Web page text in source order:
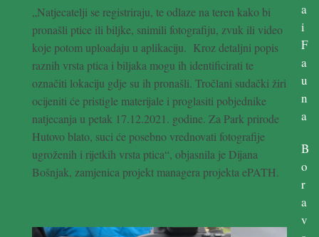
„Natjecatelji se registriraju, te odlaze na teren kako bi
pronašli ptice ili biljke, snimili fotografiju, zvuk ili video
koje potom uploadaju u aplikaciju. Kroz detaljni popis
raznih vrsta ptica i biljaka mogu ih identificirati te
označiti lokaciju gdje su ih pronašli. Tročlani sudački žiri
ocijeniti će pristigle materijale i proglasiti pobjednike
natjecanja u petak 17.12.2021. godine. Za Park prirode
Hutovo blato, suci će posebno vrednovati fotografije
ugroženih i rijetkih vrsta ptica“, objasnila je Dijana
Bošnjak, zamjenica projekt managera projekta ePATH.
a
i
F
a
u
n
a
B
o
r
a
v